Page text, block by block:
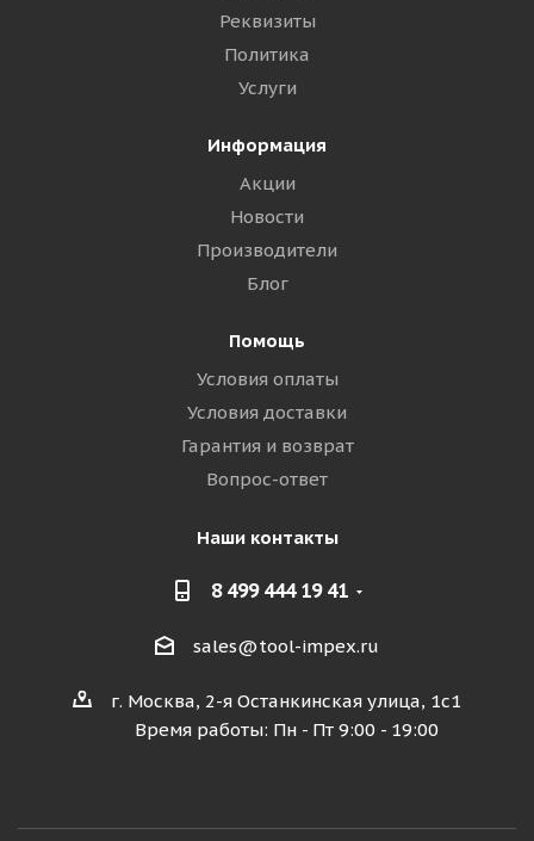
Реквизиты
Политика
Услуги
Информация
Акции
Новости
Производители
Блог
Помощь
Условия оплаты
Условия доставки
Гарантия и возврат
Вопрос-ответ
Наши контакты
8 499 444 19 41
sales@tool-impex.ru
г. Москва, 2-я Останкинская улица, 1с1
Время работы: Пн - Пт 9:00 - 19:00